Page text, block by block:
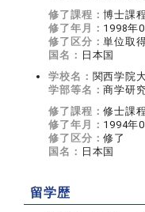
修了課程：博士課程
修了年月： 1998年
修了区分：単位取
国名： 日本国
学校名： 関西学院
学部等名：商学研
修了課程：修士課程
修了年月： 1994年
修了区分：修了
国名： 日本国
留学歴